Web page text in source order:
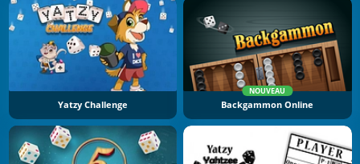
Yatzy Challenge
NOUVEAU
Backgammon Online